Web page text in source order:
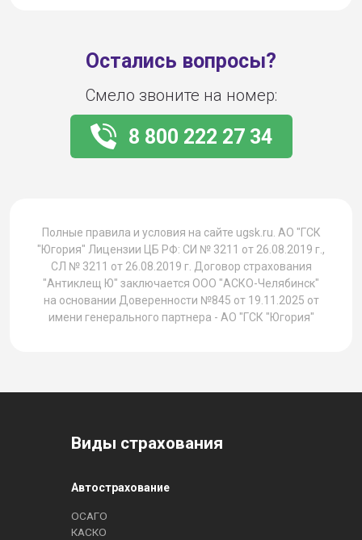
Остались вопросы?
Смело звоните на номер:
8 800 222 27 34
Полные правила и условия на сайте ugsk.ru. АО "ГСК
"Югория" Лицензии ЦБ РФ: СИ № 3211 от 26.08.2019 г.,
СЛ № 3211 от 26.08.2019 г. Договор страхования
"Антиклещ Ю" заключается ООО "АСКО-Челябинск"
на основании Доверенности №845 от 19.11.2025 от
имени генерального партнера - АО "ГСК "Югория"
Виды страхования
Автострахование
ОСАГО
КАСКО